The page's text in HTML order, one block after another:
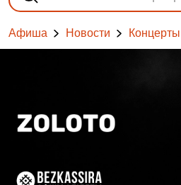
Афиша Новости Концерты